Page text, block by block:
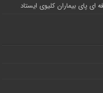
پای بیماران کلیوی ایستاد